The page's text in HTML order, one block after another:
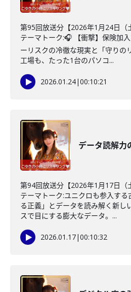
第95回放送分【2026年1月24日（
テーマトーク:🎧 【衝撃】保険加
ーリスクの冷徹な現実と「守りの
工場も、たった1台のパソコ...
2026.01.24|00:10:21
データ読解力
第94回放送分【2026年1月17日（
テーマトーク:ユニクロも参入す
る正義」とデータを読み解く新し
スで目にする膨大なデータ。...
2026.01.17|00:10:32